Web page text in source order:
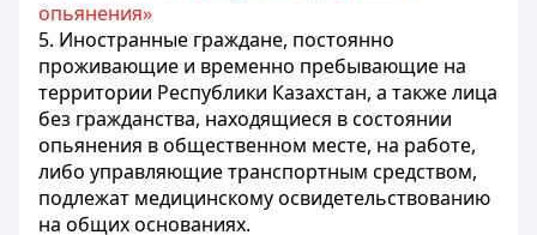
опьянения»
5. Иностранные граждане, постоянно
проживающие и временно пребывающие на
территории Республики Казахстан, а также лица
без гражданства, находящиеся в состоянии
опьянения в общественном месте, на работе,
либо управляющие транспортным средством,
подлежат медицинскому освидетельствованию
на общих основаниях.